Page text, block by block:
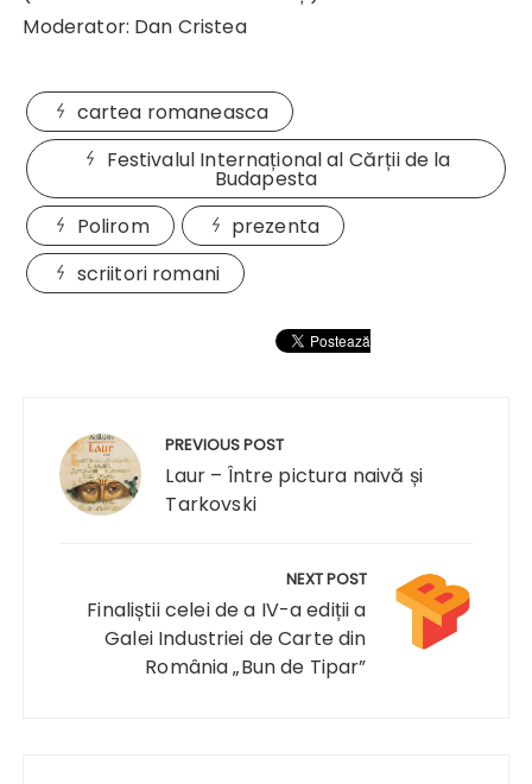
Moderator: Dan Cristea
cartea romaneasca
Festivalul Internațional al Cărții de la
Budapesta
Polirom
prezenta
scriitori romani
articole
PREVIOUS POST
Laur – Între pictura naivă și
Tarkovski
NEXT POST
Finaliștii celei de a IV-a ediții a
Galei Industriei de Carte din
România „Bun de Tipar”